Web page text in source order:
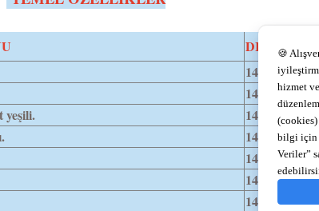
DIA
14,2
14,0
yeşili.
14,0
14,0
14,0
14,2
14,2